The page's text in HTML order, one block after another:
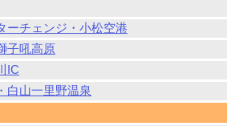
ーチェンジ・小松空港
子吼高原
IC
白山一里野温泉